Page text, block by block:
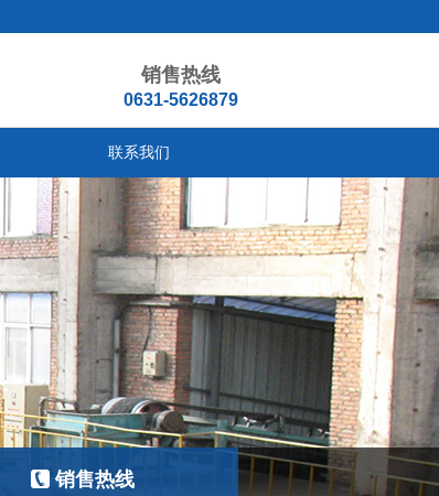
销售热线
0631-5626879
联系我们
销售热线